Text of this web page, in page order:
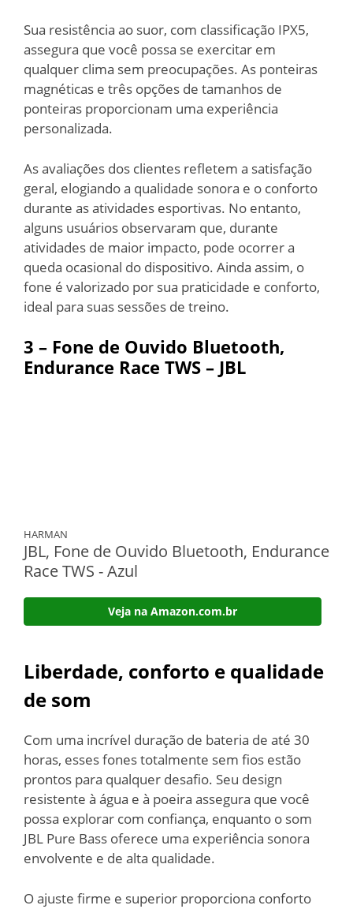
Sua resistência ao suor, com classificação IPX5,
assegura que você possa se exercitar em
qualquer clima sem preocupações. As ponteiras
magnéticas e três opções de tamanhos de
ponteiras proporcionam uma experiência
personalizada.
As avaliações dos clientes refletem a satisfação
geral, elogiando a qualidade sonora e o conforto
durante as atividades esportivas. No entanto,
alguns usuários observaram que, durante
atividades de maior impacto, pode ocorrer a
queda ocasional do dispositivo. Ainda assim, o
fone é valorizado por sua praticidade e conforto,
ideal para suas sessões de treino.
3 – Fone de Ouvido Bluetooth,
Endurance Race TWS – JBL
HARMAN
JBL, Fone de Ouvido Bluetooth, Endurance
Race TWS - Azul
Veja na Amazon.com.br
Liberdade, conforto e qualidade
de som
Com uma incrível duração de bateria de até 30
horas, esses fones totalmente sem fios estão
prontos para qualquer desafio. Seu design
resistente à água e à poeira assegura que você
possa explorar com confiança, enquanto o som
JBL Pure Bass oferece uma experiência sonora
envolvente e de alta qualidade.
O ajuste firme e superior proporciona conforto